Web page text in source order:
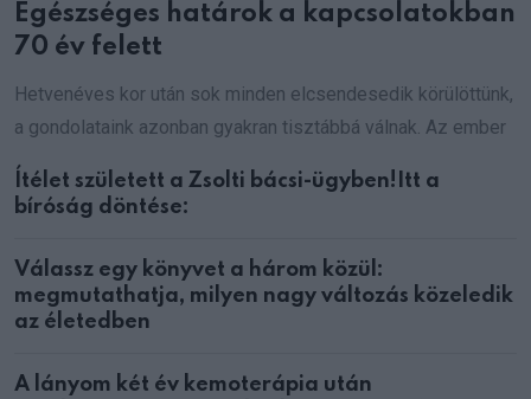
Egészséges határok a kapcsolatokban
70 év felett
Hetvenéves kor után sok minden elcsendesedik körülöttünk,
a gondolataink azonban gyakran tisztábbá válnak. Az ember
Ítélet született a Zsolti bácsi-ügyben!Itt a
bíróság döntése:
Válassz egy könyvet a három közül:
megmutathatja, milyen nagy változás közeledik
az életedben
A lányom két év kemoterápia után